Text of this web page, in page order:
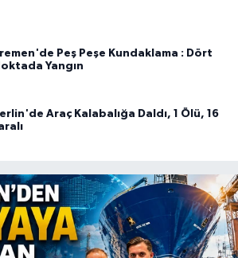
Peş Peşe Kundaklama : Dört
Yangın
Araç Kalabalığa Daldı, 1 Ölü, 16